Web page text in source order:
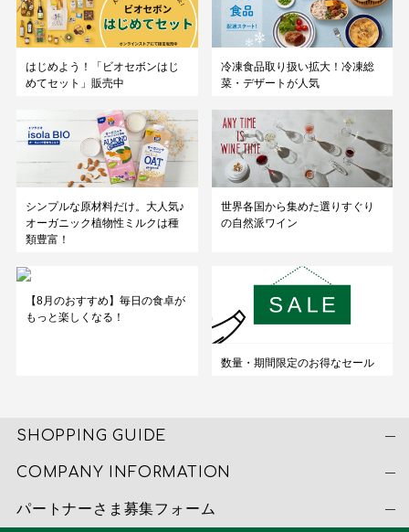
はじめよう！「ビオセボンはじ
めてセット」販売中
冷凍食品取り扱い拡大！冷凍総
菜・デザートが人気
シンプルな原材料だけ。大人気♪
オーガニック植物性ミルクは種
類豊富！
世界各国から集めた選りすぐり
の自然派ワイン
【8月のおすすめ】毎日の食卓が
もっと楽しくなる！
数量・期間限定のお得なセール
SHOPPING GUIDE
COMPANY INFORMATION
パートナーさま募集フォーム